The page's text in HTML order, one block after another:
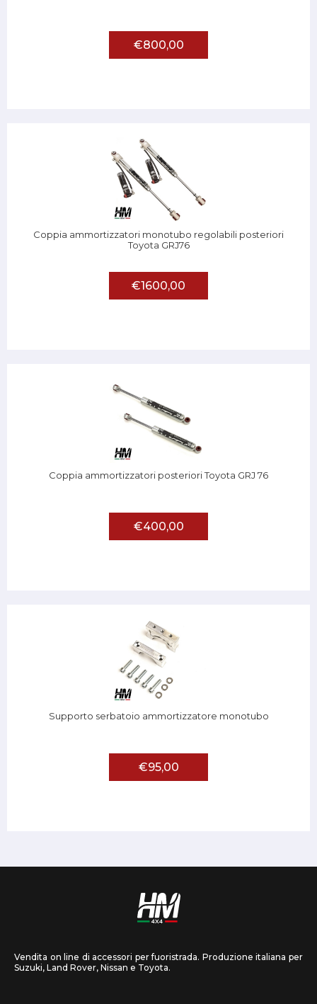
€800,00
Coppia ammortizzatori monotubo regolabili posteriori
Toyota GRJ76
€1600,00
Coppia ammortizzatori posteriori Toyota GRJ 76
€400,00
Supporto serbatoio ammortizzatore monotubo
€95,00
Vendita on line di accessori per fuoristrada. Produzione italiana per
Suzuki, Land Rover, Nissan e Toyota.